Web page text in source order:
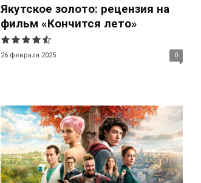
Якутское золото: рецензия на
фильм «Кончится лето»
26 февраля 2025 0